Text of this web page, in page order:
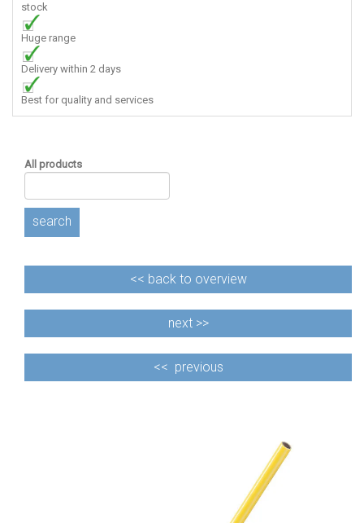
stock
Huge range
Delivery within 2 days
Best for quality and services
All products
search
<< back to overview
next >>
<< previous